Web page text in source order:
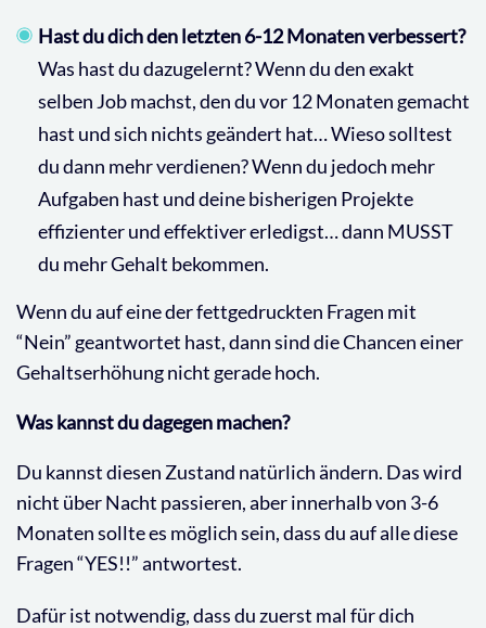
Hast du dich den letzten 6-12 Monaten verbessert?
Was hast du dazugelernt? Wenn du den exakt
selben Job machst, den du vor 12 Monaten gemacht
hast und sich nichts geändert hat… Wieso solltest
du dann mehr verdienen? Wenn du jedoch mehr
Aufgaben hast und deine bisherigen Projekte
effizienter und effektiver erledigst… dann MUSST
du mehr Gehalt bekommen.
Wenn du auf eine der fettgedruckten Fragen mit
“Nein” geantwortet hast, dann sind die Chancen einer
Gehaltserhöhung nicht gerade hoch.
Was kannst du dagegen machen?
Du kannst diesen Zustand natürlich ändern. Das wird
nicht über Nacht passieren, aber innerhalb von 3-6
Monaten sollte es möglich sein, dass du auf alle diese
Fragen “YES!!” antwortest.
Dafür ist notwendig, dass du zuerst mal für dich